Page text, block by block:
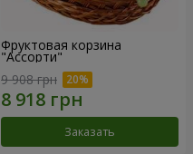
Фруктовая корзина
"Ассорти"
9 908 грн
Заказать